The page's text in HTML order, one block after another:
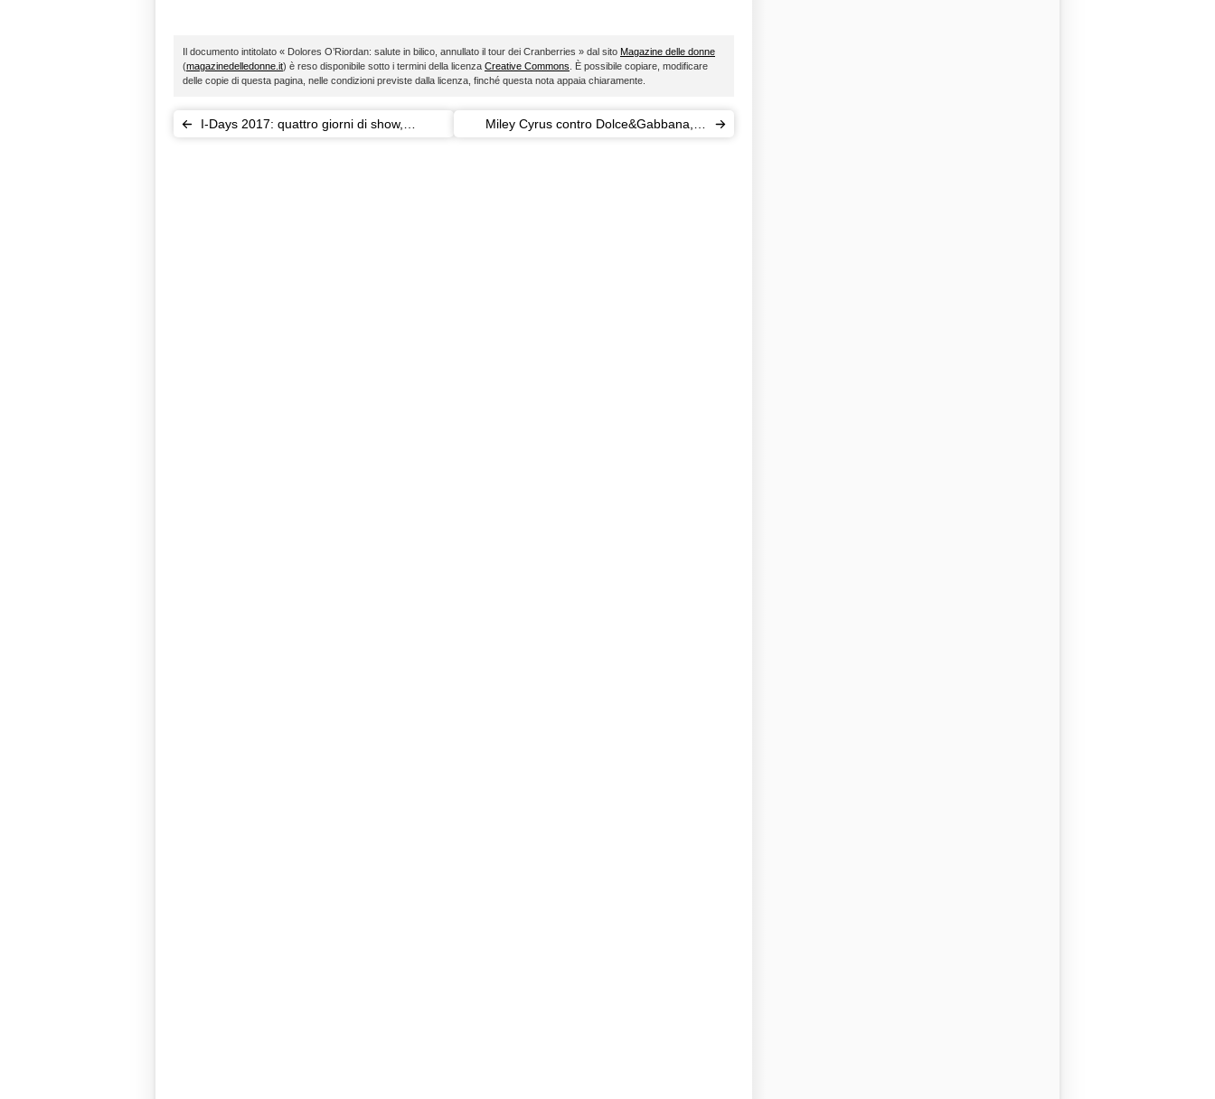
Il documento intitolato « Dolores O’Riordan: salute in bilico, annullato il tour dei Cranberries » dal sito Magazine delle donne
(magazinedelledonne.it) è reso disponibile sotto i termini della licenza Creative Commons . È possibile copiare, modificare
delle copie di questa pagina, nelle condizioni previste dalla licenza, finché questa nota appaia chiaramente.
I-Days 2017: quattro giorni di show,
Miley Cyrus contro Dolce&Gabbana, la